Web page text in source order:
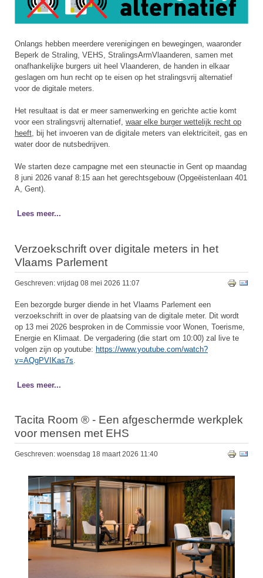
Onlangs hebben meerdere verenigingen en bewegingen, waaronder
Beperk de Straling, VEHS, StralingsArmVlaanderen, samen met
onafhankelijke burgers uit heel Vlaanderen, de handen in elkaar
geslagen om hun recht op te eisen op het stralingsvrij alternatief
voor de digitale meters.
Het resultaat is dat er meer samenwerking en gerichte actie komt
voor een stralingsvrij alternatief, waar elke burger wettelijk recht op
heeft, bij het invoeren van de digitale meters van elektriciteit, gas en
water door de nutsbedrijven.
We starten deze campagne met een steunactie in Gent op maandag
8 juni 2026 vanaf 8:15 aan het gerechtsgebouw (Opgeëistenlaan 401
A, Gent).
Lees meer...
Verzoekschrift over digitale meters in het
Vlaams Parlement
Geschreven: vrijdag 08 mei 2026 11:07
Een bezorgde burger diende in het Vlaams Parlement een
verzoekschrift in over de plaatsing van de digitale meter. Dit wordt
op 13 mei 2026 besproken in de Commissie voor Wonen, Toerisme,
Energie en Klimaat. De vergadering (die start om 10:00) zal live te
volgen zijn op youtube: https://www.youtube.com/watch?
v=AQgPVIKas7s
Lees meer...
Tacita Room ® - Een afgeschermde werkplek
voor mensen met EHS
Geschreven: woensdag 18 maart 2026 11:40